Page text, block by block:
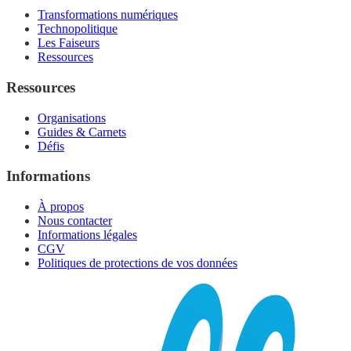
Transformations numériques
Technopolitique
Les Faiseurs
Ressources
Ressources
Organisations
Guides & Carnets
Défis
Informations
À propos
Nous contacter
Informations légales
CGV
Politiques de protections de vos données